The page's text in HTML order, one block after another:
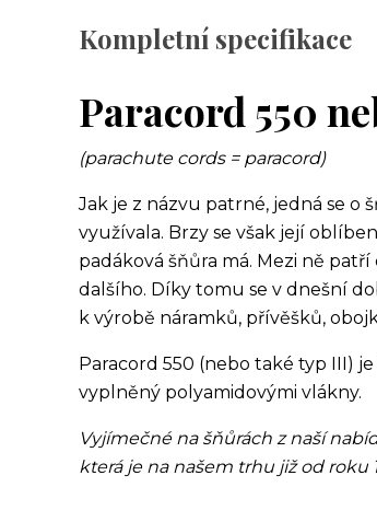
Kompletní specifikace
Paracord 550
(parachute cords = paracord)
Jak je z názvu patrné, jedná se o
využívala. Brzy se však její
padáková šňůra má. Mezi ně
dalšího. Díky tomu se v dnešní
k výrobě náramků, přívěšků,
Paracord 550 (nebo také typ III)
vyplněný polyamidovými vlákny.
Vyjímečné na šňůrách z naší
která je na našem trhu již od roku